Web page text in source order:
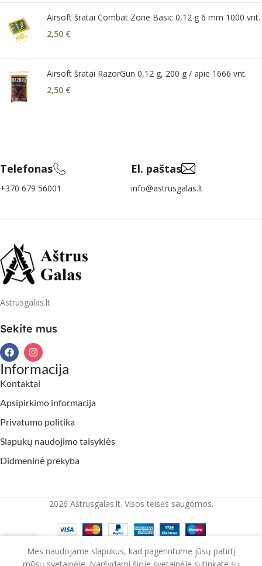
Airsoft šratai Combat Zone Basic 0,12 g 6 mm 1000 vnt.
2,50 €
Airsoft šratai RazorGun 0,12 g, 200 g / apie 1666 vnt.
2,50 €
Telefonas
+370 679 56001
El. paštas
info@astrusgalas.lt
Astrusgalas.lt
Sekite mus
Informacija
Kontaktai
Apsipirkimo informacija
Privatumo politika
Slapukų naudojimo taisyklės
Didmeninė prekyba
2026 Aštrusgalas.lt. Visos teisės saugomos.
Krepšelis
Mes naudojame slapukus, kad pagerintume jūsų patirtį
mūsų svetainėje. Naršydami šioje svetainėje sutinkate su